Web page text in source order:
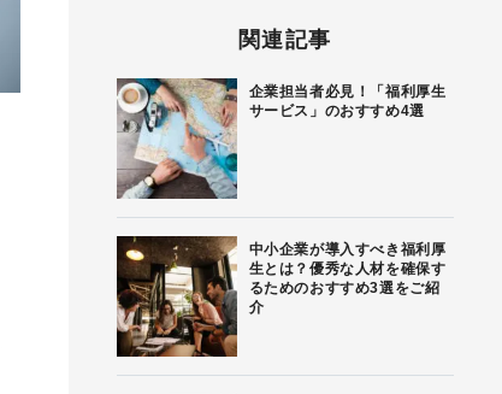
関連記事
企業担当者必見！「福利厚生
サービス」のおすすめ4選
中小企業が導入すべき福利厚
生とは？優秀な人材を確保す
るためのおすすめ3選をご紹
介